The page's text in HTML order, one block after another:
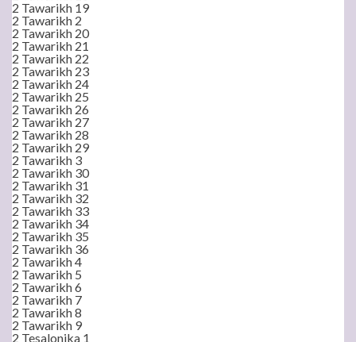
2 Tawarikh 19
2 Tawarikh 2
2 Tawarikh 20
2 Tawarikh 21
2 Tawarikh 22
2 Tawarikh 23
2 Tawarikh 24
2 Tawarikh 25
2 Tawarikh 26
2 Tawarikh 27
2 Tawarikh 28
2 Tawarikh 29
2 Tawarikh 3
2 Tawarikh 30
2 Tawarikh 31
2 Tawarikh 32
2 Tawarikh 33
2 Tawarikh 34
2 Tawarikh 35
2 Tawarikh 36
2 Tawarikh 4
2 Tawarikh 5
2 Tawarikh 6
2 Tawarikh 7
2 Tawarikh 8
2 Tawarikh 9
2 Tesalonika 1